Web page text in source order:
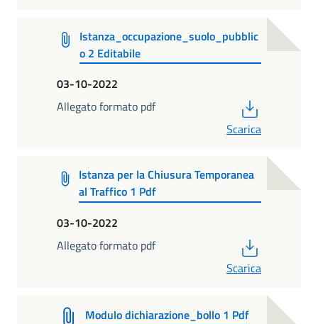
Istanza_occupazione_suolo_pubblic
o 2 Editabile
03-10-2022
Allegato formato pdf
Scarica
Istanza per la Chiusura Temporanea
al Traffico 1 Pdf
03-10-2022
Allegato formato pdf
Scarica
Modulo dichiarazione_bollo 1 Pdf